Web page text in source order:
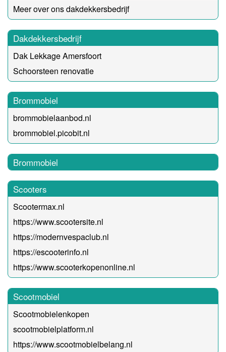
Meer over ons dakdekkersbedrijf
Dakdekkersbedrijf
Dak Lekkage Amersfoort
Schoorsteen renovatie
Brommobiel
brommobielaanbod.nl
brommobiel.picobit.nl
Brommobiel
Scooters
Scootermax.nl
https://www.scootersite.nl
https://modernvespaclub.nl
https://escooterinfo.nl
https://www.scooterkopenonline.nl
Scootmobiel
Scootmobielenkopen
scootmobielplatform.nl
https://www.scootmobielbelang.nl